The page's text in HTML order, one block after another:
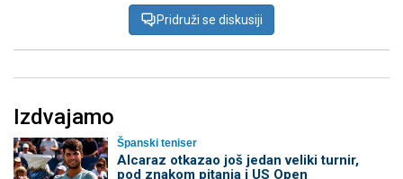
Pridruži se diskusiji
Izdvajamo
Španski teniser
Alcaraz otkazao još jedan veliki turnir,
pod znakom pitanja i US Open